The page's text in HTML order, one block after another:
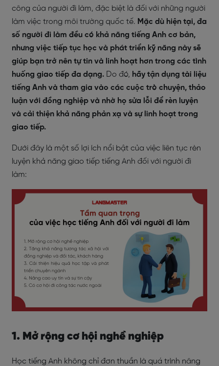
công của người đi làm, đặc biệt là đối với những người
làm việc trong môi trường quốc tế. Mặc dù hiện tại, đa
số người đi làm đều có khả năng tiếng Anh cơ bản,
nhưng việc tiếp tục học và phát triển kỹ năng này sẽ
giúp bạn trở nên tự tin và linh hoạt hơn trong các tình
huống giao tiếp đa dạng. Do đó, hãy tận dụng tài liệu
tiếng Anh và tham gia vào các cuộc trò chuyện, thảo
luận với đồng nghiệp và nhờ họ sửa lỗi để rèn luyện
và cải thiện khả năng phản xạ và sự linh hoạt trong
giao tiếp.
Dưới đây là một số lợi ích nổi bật của việc liên tục rèn
luyện khả năng giao tiếp tiếng Anh đối với người đi
làm:
1. Mở rộng cơ hội nghề nghiệp
Học tiếng Anh không chỉ đơn thuần là quá trình nâng